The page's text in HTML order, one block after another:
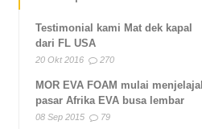
Testimonial kami Mat dek kapal
dari FL USA
20 Okt 2016 270
MOR EVA FOAM mulai
pasar Afrika EVA busa lembar
08 Sep 2015 79